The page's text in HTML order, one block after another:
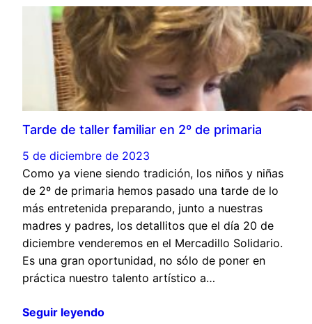
Tarde de taller familiar en 2º de primaria
5 de diciembre de 2023
Como ya viene siendo tradición, los niños y niñas
de 2º de primaria hemos pasado una tarde de lo
más entretenida preparando, junto a nuestras
madres y padres, los detallitos que el día 20 de
diciembre venderemos en el Mercadillo Solidario.
Es una gran oportunidad, no sólo de poner en
práctica nuestro talento artístico a…
Seguir leyendo